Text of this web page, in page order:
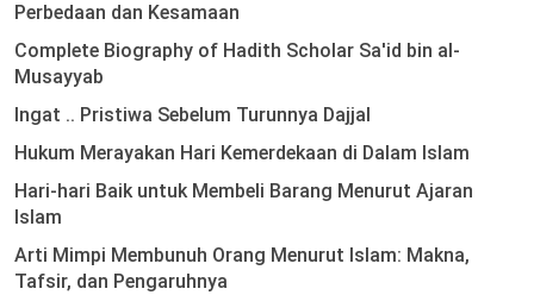
Perbedaan dan Kesamaan
Complete Biography of Hadith Scholar Sa'id bin al-
Musayyab
Ingat .. Pristiwa Sebelum Turunnya Dajjal
Hukum Merayakan Hari Kemerdekaan di Dalam Islam
Hari-hari Baik untuk Membeli Barang Menurut Ajaran
Islam
Arti Mimpi Membunuh Orang Menurut Islam: Makna,
Tafsir, dan Pengaruhnya